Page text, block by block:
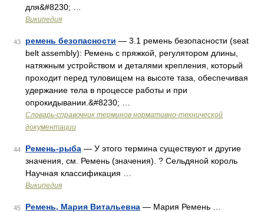
для&#8230; …
Википедия
43 ремень безопасности — 3.1 ремень безопасности (seat
belt assembly): Ремень с пряжкой, регулятором длины,
натяжным устройством и деталями крепления, который
проходит перед туловищем на высоте таза, обеспечивая
удержание тела в процессе работы и при
опрокидывании.&#8230; …
Словарь-справочник терминов нормативно-технической
документации
44 Ремень-рыба — У этого термина существуют и другие
значения, см. Ремень (значения). ? Сельдяной король
Научная классификация …
Википедия
45 Ремень, Мария Витальевна — Мария Ремень …